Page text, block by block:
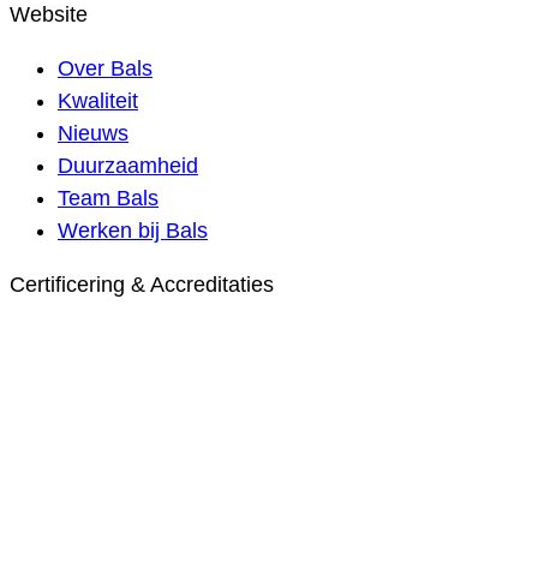
Website
Over Bals
Kwaliteit
Nieuws
Duurzaamheid
Team Bals
Werken bij Bals
Certificering & Accreditaties